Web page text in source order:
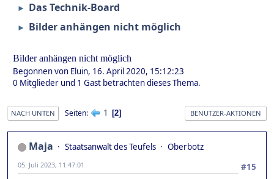
► Das Technik-Board
► Bilder anhängen nicht möglich
Bilder anhängen nicht möglich
Begonnen von Eluin, 16. April 2020, 15:12:23
0 Mitglieder und 1 Gast betrachten dieses Thema.
NACH UNTEN Seiten 1 2 BENUTZER-AKTIONEN
Maja Staatsanwalt des Teufels
Oberbotz
#15
05. Juli 2023, 11:47:01